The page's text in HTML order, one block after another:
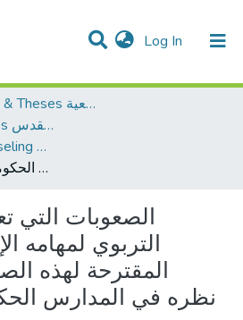
Log In (current)
& Collections
of DSpace
Dissertations & Theses الرسائل الجامعية
AQU Master Theses الرسائل الجامعية الخاصة بجامعة القدس
Edu. & Psych. Counseling الإرشاد النفسي والتربوي
الصعوبات التي تعيق أداء المرشد التربوي لمهامه الإرشادية والحلول المقترحة لهذه الصعولات من وجهة نظره في المدارس الحكومية في الضفة الغربي
الصعوبات التي
التربوي لمهامه
المقترحة لهذه
نظره في المدارس